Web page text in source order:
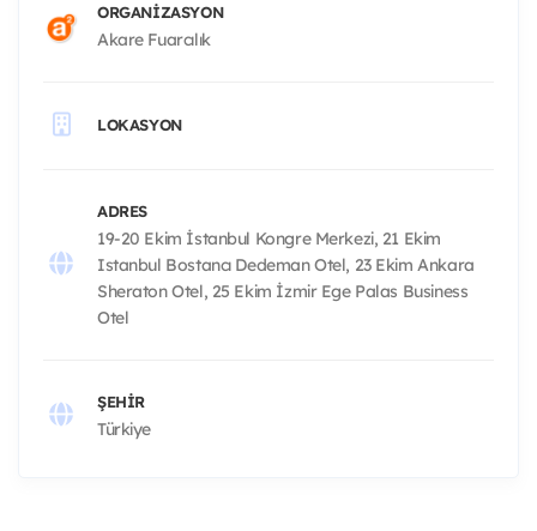
ORGANIZASYON
Akare Fuarcılık
LOKASYON
ADRES
19-20 Ekim İstanbul Kongre Merkezi, 21 Ekim
Istanbul Bostancı Dedeman Otel, 23 Ekim Ankara
Sheraton Otel, 25 Ekim İzmir Ege Palas Business
Otel
ŞEHIR
Türkiye